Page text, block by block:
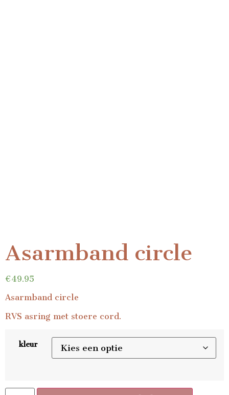
Asarmband circle
€49.95
Asarmband circle
RVS asring met stoere cord.
kleur